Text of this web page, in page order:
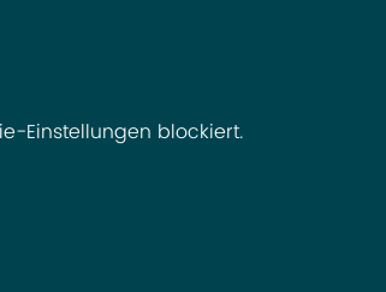
Einstellungen blockiert.